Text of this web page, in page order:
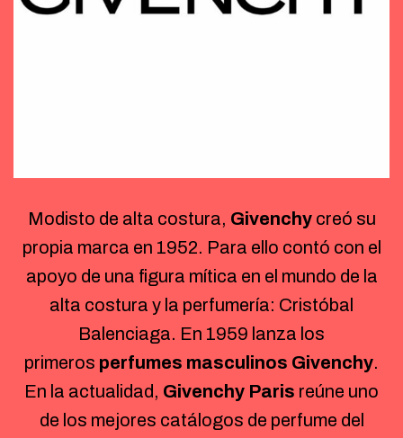
Modisto de alta costura, Givenchycreó su
propia marca en 1952. Para ello contó con el
apoyo de una figura mítica en el mundo de la
alta costura y la perfumería: Cristóbal
Balenciaga. En 1959 lanza los
primeros perfumes masculinos Givenchy.
En la actualidad, Givenchy Paris reúne uno
de los mejores catálogos de perfume del